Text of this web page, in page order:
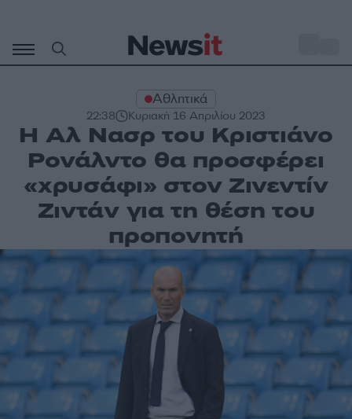
περιεχόμενο
Αθλητικά
22:38 Κυριακή 16 Απριλίου 2023
Η Αλ Νασρ του Κριστιάνο
Ρονάλντο θα προσφέρει
«χρυσάφι» στον Ζινεντίν
Ζιντάν για τη θέση του
προπονητή